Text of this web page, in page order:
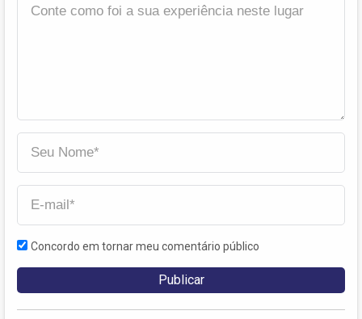
Concordo em tornar meu comentário público